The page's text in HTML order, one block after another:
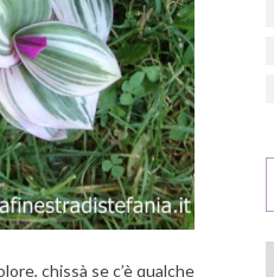
chissà se c’è qualche